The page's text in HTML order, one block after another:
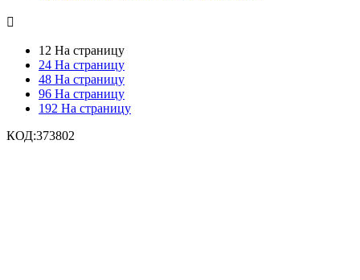

12 На страницу
24 На страницу
48 На страницу
96 На страницу
192 На страницу
КОД:373802